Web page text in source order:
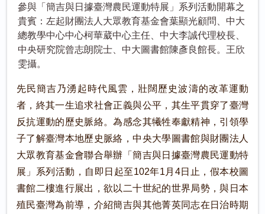
參與「簡吉與日據臺灣農民運動特展」系列活動開幕之
貴賓：左起財團法人大眾教育基金會葉顯光顧問、中大
總教學中心中心柯華葳中心主任、中大李誠代理校長、
中央研究院曾志朗院士、中大圖書館陳彥良館長。王欣
雯攝。
先民簡吉乃湧起時代風雲，壯闊歷史波濤的改革運動
者，終其一生追求社會正義與公平，其生平貫穿了臺灣
反抗運動的歷史脈絡。為感念其犧牲奉獻精神，引領學
子了解臺灣本地歷史脈絡，中央大學圖書館與財團法人
大眾教育基金會聯合舉辦「簡吉與日據臺灣農民運動特
展」系列活動，自即日起至102年1月4日止，假本校圖
書館二樓進行展出，欲以二十世紀的世界局勢，與日本
殖民臺灣為前導，介紹簡吉與其他菁英同志在日治時期